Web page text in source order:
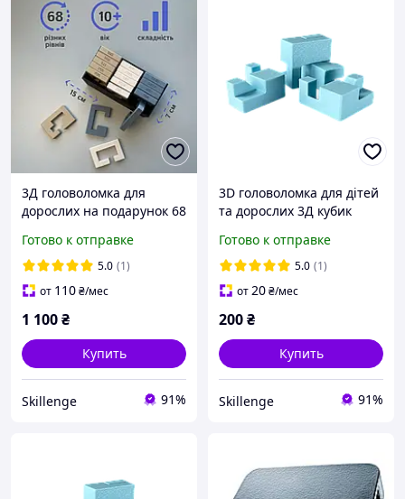
3Д головоломка для
дорослих на подарунок 68
подарунком
Готово к отправке
5.0 (1)
от 110₴/мес
1 100₴
Купить
Skillenge 91%
3D головоломка для дітей
та дорослих 3Д кубик
Готово к отправке
5.0 (1)
от20₴/мес
200₴
Купить
Skillenge 91%